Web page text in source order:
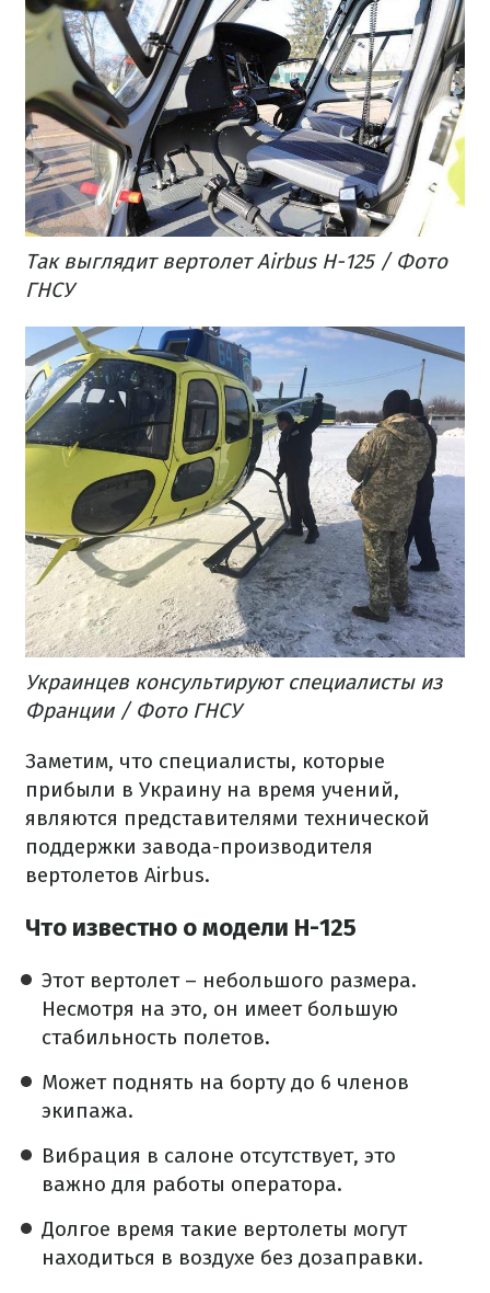
Так выглядит вертолет Airbus Н-125 / Фото
ГНСУ
Украинцев консультируют специалисты из
Франции / Фото ГНСУ
Заметим, что специалисты, которые
прибыли в Украину на время учений,
являются представителями технической
поддержки завода-производителя
вертолетов Airbus.
Что известно о модели Н-125
Этот вертолет – небольшого размера.
Несмотря на это, он имеет большую
стабильность полетов.
Может поднять на борту до 6 членов
экипажа.
Вибрация в салоне отсутствует, это
важно для работы оператора.
Долгое время такие вертолеты могут
находиться в воздухе без дозаправки.